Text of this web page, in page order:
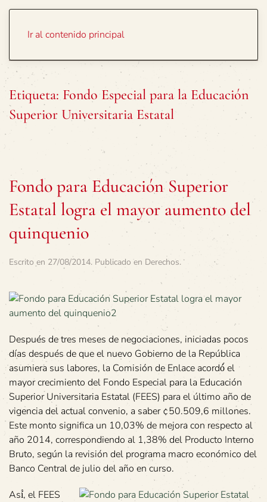
Ir al contenido principal
Etiqueta: Fondo Especial para la Educación
Superior Universitaria Estatal
Fondo para Educación Superior
Estatal logra el mayor aumento del
quinquenio
Escrito en 27/08/2014. Publicado en Derechos.
Después de tres meses de negociaciones, iniciadas pocos
días después de que el nuevo Gobierno de la República
asumiera sus labores, la Comisión de Enlace acordó́ el
mayor crecimiento del Fondo Especial para la Educación
Superior Universitaria Estatal (FEES) para el último año de
vigencia del actual convenio, a saber ¢50.509,6 millones.
Este monto significa un 10,03% de mejora con respecto al
año 2014, correspondiendo al 1,38% del Producto Interno
Bruto, según la revisión del programa macro económico del
Banco Central de julio del año en curso.
Así́, el FEES